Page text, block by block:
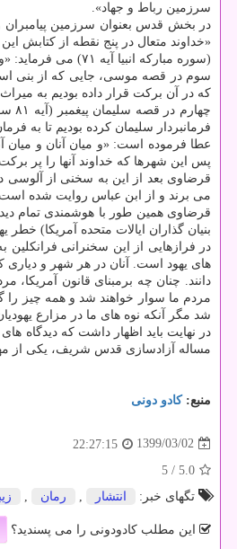
سرزمین رباط و جهاد».
در بخش قدس بعنوان سرزمین
«خداوند متعال در پنج نقطه از کتابش
(سوره مبارکه انبیا آیه ۷۱) می فرماید: «و او و لوط را [برای رفتن] به سمت آن سرزمینی که برای جهانیان در آن برکت نهاده بودیم رهانیدیم.»
که در آن برکت قرار داده بودیم به
عطا فرموده است: «و میان آنان و میان
پس این شهرها که خداوند آنها را پر
قرضاوی بعد از این به سخنی از
می برند و از ابن عباس روایت شده
قرضاوی همین طور با هوشمندی تمام
بنیان گذاران ایالات متحده آمریکا)
در فرازهایی از این سخنرانی
های یهود است. آنان در هر شهر و دیاری
شد مگر آنکه نوه های ما در مزارع
در نهایت باید اظهار داشت که دیدگاه
مساله آزادسازی قدس شریف، یکی از
منبع:كادو دونی
1399/03/02
22:27:15
5.0
/ 5
تگهای خبر:
انتشار , رمان ,
این مطلب کادودونی را می پسندید؟